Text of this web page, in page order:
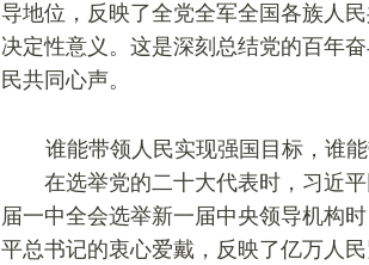
导地位，反映了全党全军全国各族人
决定性意义。这是深刻总结党的百年
民共同心声。
谁能带领人民实现强国目标，谁
在选举党的二十大代表时，习近平
届一中全会选举新一届中央领导机构
平总书记的衷心爱戴，反映了亿万人